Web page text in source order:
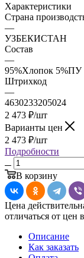
Характеристики
Страна
—
УЗБЕКИСТАН
Состав
—
95%Хлопок 5%ПУ
Штрихкод
—
4630233205024
2 473 ₽/шт
Варианты цен
2 473 ₽/шт
Подробности
В корзину
Цена
отличаться от цен
Описание
Как заказать